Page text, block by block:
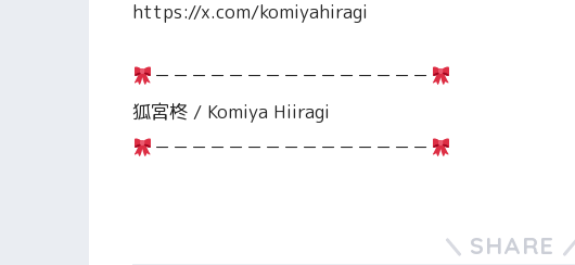
https://x.com/komiyahiragi
－－－－－－－－－－－－－－－
狐宮柊 / Komiya Hiiragi
－－－－－－－－－－－－－－－
SHARE